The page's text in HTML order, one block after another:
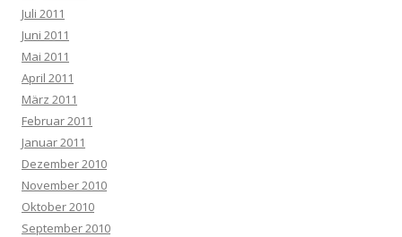
Juli 2011
Juni 2011
Mai 2011
April 2011
März 2011
Februar 2011
Januar 2011
Dezember 2010
November 2010
Oktober 2010
September 2010